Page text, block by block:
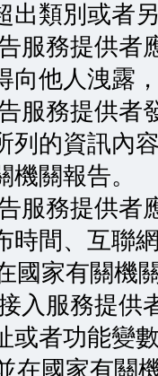
出類別或者
服務提供者
向他人洩露
服務提供者
列的資訊內
關報告。
服務提供者
時間、互聯
國家有關機
入服務提供
或者功能變
在國家有關